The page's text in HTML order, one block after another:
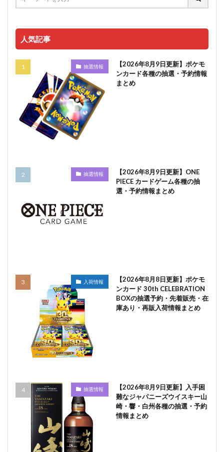
人気記事
抽選情報
【2026年8月9日更新】ポケモ
ンカード各種の抽選・予約情報
まとめ
抽選情報
【2026年8月9日更新】ONE
PIECE カードゲーム各種の抽
選・予約情報まとめ
入荷情報
【2026年8月8日更新】ポケモ
ンカード 30th CELEBRATION
BOXの抽選予約・先着販売・在
庫あり・再販入荷情報まとめ
抽選情報
【2026年8月9日更新】入手困
難なジャパニーズウイスキー山
崎・響・白州各種の抽選・予約
情報まとめ